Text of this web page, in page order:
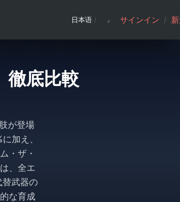
日本语 / サインイン /
徹底比較
が登場
加え、
・ザ・
、全エ
武器の
な育成